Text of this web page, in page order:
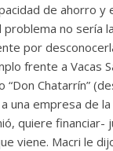
de ahorro y
problema no sería
por
frente a Vacas
“Don Chatarrín”
una empresa de
quiere financiar-
viene. Macri le